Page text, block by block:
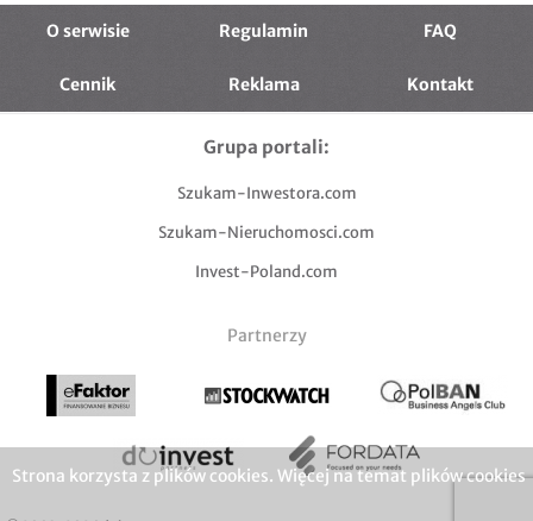
O serwisie Regulamin FAQ
Cennik Reklama Kontakt
Grupa portali:
Szukam-Inwestora.com
Szukam-Nieruchomosci.com
Invest-Poland.com
Partnerzy
Strona korzysta z plików cookies. Więcej na temat plików cookies